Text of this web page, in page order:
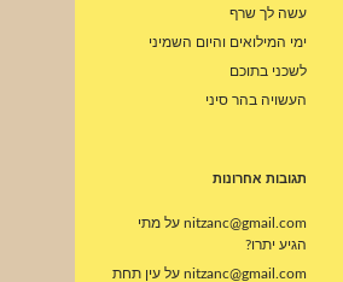
עשה לך שרף
ימי המילואים והיום השמיני
לשכני בתוכם
העשויה בהר סיני
תגובות אחרונות
nitzanc@gmail.com על מתי
הגיע יתרו?
nitzanc@gmail.com על עין תחת